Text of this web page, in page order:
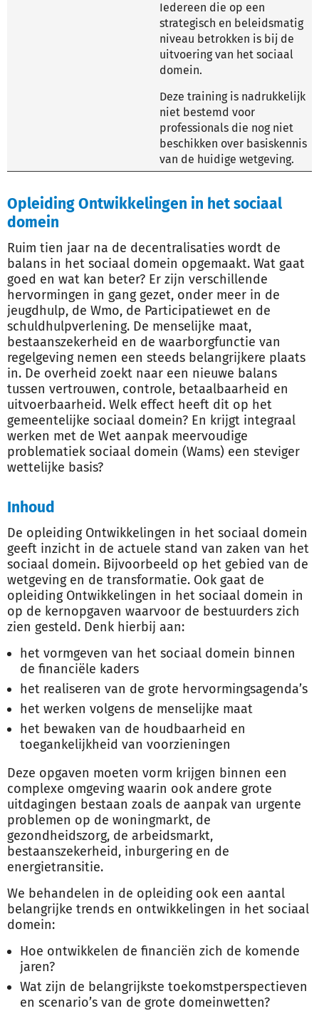
Iedereen die op een
strategisch en beleidsmatig
niveau betrokken is bij de
uitvoering van het sociaal
domein.
Deze training is nadrukkelijk
niet bestemd voor
professionals die nog niet
beschikken over basiskennis
van de huidige wetgeving.
Opleiding Ontwikkelingen in het sociaal
domein
Ruim tien jaar na de decentralisaties wordt de
balans in het sociaal domein opgemaakt. Wat gaat
goed en wat kan beter? Er zijn verschillende
hervormingen in gang gezet, onder meer in de
jeugdhulp, de Wmo, de Participatiewet en de
schuldhulpverlening. De menselijke maat,
bestaanszekerheid en de waarborgfunctie van
regelgeving nemen een steeds belangrijkere plaats
in. De overheid zoekt naar een nieuwe balans
tussen vertrouwen, controle, betaalbaarheid en
uitvoerbaarheid. Welk effect heeft dit op het
gemeentelijke sociaal domein? En krijgt integraal
werken met de Wet aanpak meervoudige
problematiek sociaal domein (Wams) een steviger
wettelijke basis?
Inhoud
De opleiding Ontwikkelingen in het sociaal domein
geeft inzicht in de actuele stand van zaken van het
sociaal domein. Bijvoorbeeld op het gebied van de
wetgeving en de transformatie. Ook gaat de
opleiding Ontwikkelingen in het sociaal domein in
op de kernopgaven waarvoor de bestuurders zich
zien gesteld. Denk hierbij aan:
het vormgeven van het sociaal domein binnen
de financiële kaders
het realiseren van de grote hervormingsagenda’s
het werken volgens de menselijke maat
het bewaken van de houdbaarheid en
toegankelijkheid van voorzieningen
Deze opgaven moeten vorm krijgen binnen een
complexe omgeving waarin ook andere grote
uitdagingen bestaan zoals de aanpak van urgente
problemen op de woningmarkt, de
gezondheidszorg, de arbeidsmarkt,
bestaanszekerheid, inburgering en de
energietransitie.
We behandelen in de opleiding ook een aantal
belangrijke trends en ontwikkelingen in het sociaal
domein:
Hoe ontwikkelen de financiën zich de komende
jaren?
Wat zijn de belangrijkste toekomstperspectieven
en scenario’s van de grote domeinwetten?